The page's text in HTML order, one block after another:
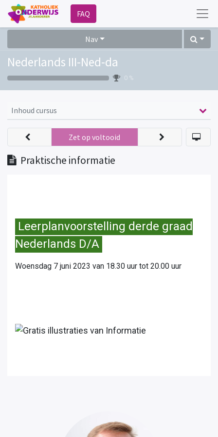
FAQ
Nav
Nederlands III-Ned-da
0 %
Inhoud cursus
Praktische informatie
Zet op voltooid
Leerplanvoorstelling derde graad
Nederlands D/A
Woensdag 7 juni 2023 van 18.30 uur tot 20.00 uur